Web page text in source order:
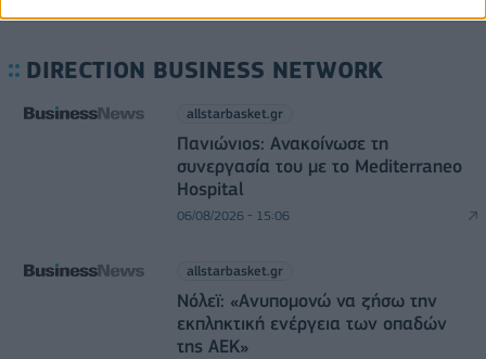
DIRECTION BUSINESS NETWORK
allstarbasket.gr
Πανιώνιος: Ανακοίνωσε τη
συνεργασία του με το Mediterraneo
Hospital
06/08/2026 - 15:06
allstarbasket.gr
Νόλεϊ: «Ανυπομονώ να ζήσω την
εκπληκτική ενέργεια των οπαδών
της ΑΕΚ»